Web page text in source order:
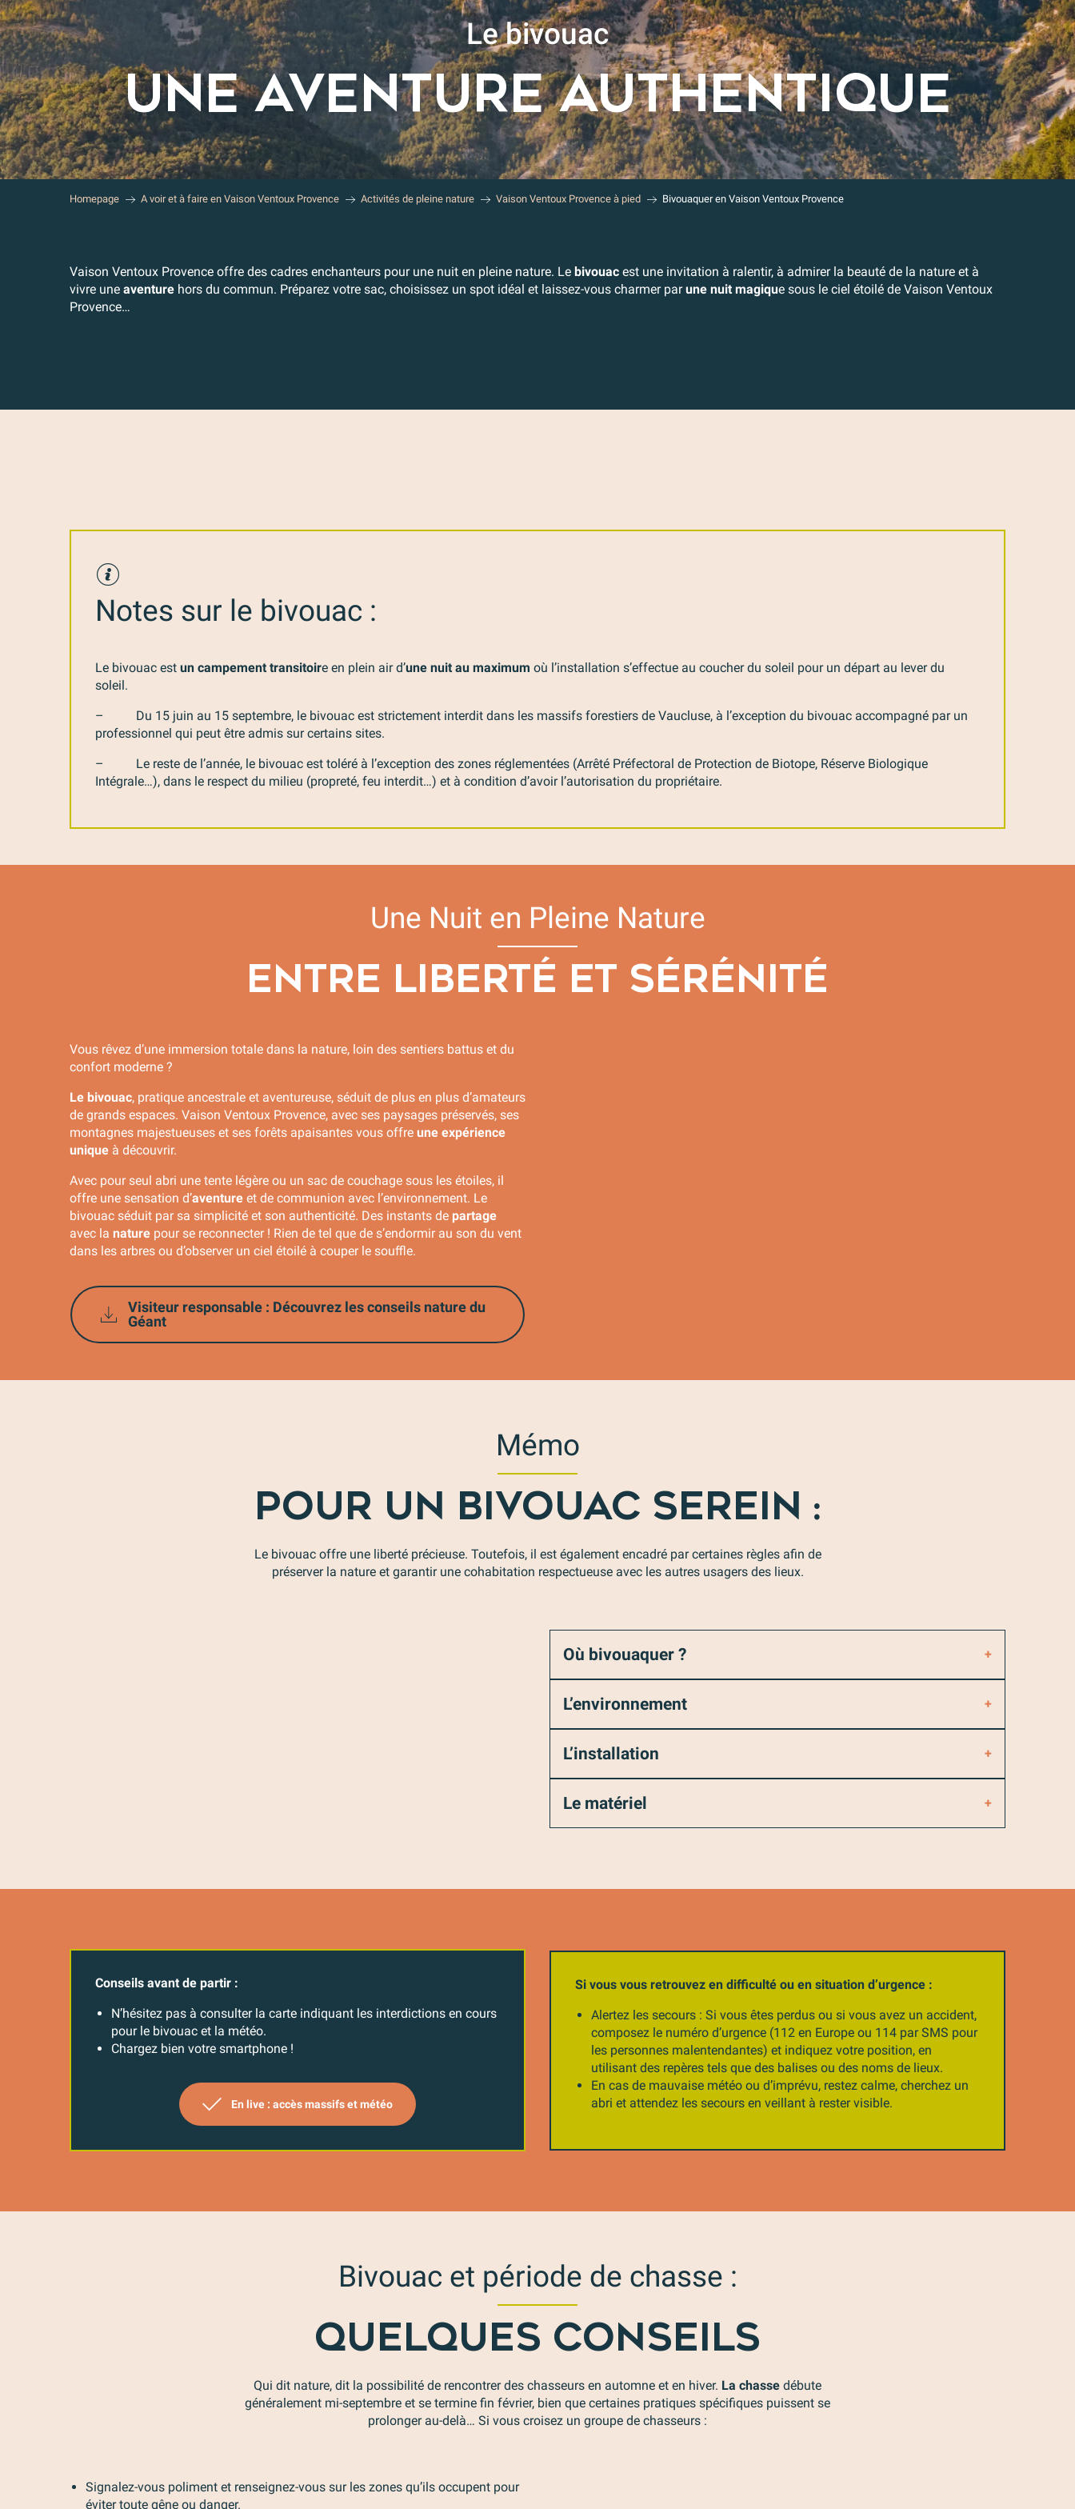
Le bivouac
UNE AVENTURE AUTHENTIQUE
Homepage A voir et à faire en Vaison Ventoux Provence Activités de pleine nature Vaison Ventoux Provence à pied Bivouaquer en Vaison Ventoux Provence
Vaison Ventoux Provence offre des cadres enchanteurs pour une nuit en pleine nature. Le bivouac est une invitation à ralentir, à admirer la beauté de la nature et à
vivre une aventure hors du commun. Préparez votre sac, choisissez un spot idéal et laissez-vous charmer parune nuit magique sous le ciel étoilé de Vaison Ventoux
Provence…
Notes sur le bivouac :
Le bivouac est un campement transitoire en plein air d’une nuit au maximum où l’installation s’effectue au coucher du soleil pour un départ au lever du
soleil.
– Du 15 juin au 15 septembre, le bivouac est strictement interdit dans les massifs forestiers de Vaucluse, à l’exception du bivouac accompagné par un
professionnel qui peut être admis sur certains sites.
– Le reste de l’année, le bivouac est toléré à l’exception des zones réglementées (Arrêté Préfectoral de Protection de Biotope, Réserve Biologique
Intégrale…), dans le respect du milieu (propreté, feu interdit…) et à condition d’avoir l’autorisation du propriétaire.
Une Nuit en Pleine Nature
ENTRE LIBERTÉ ET SÉRÉNITÉ
Vous rêvez d’une immersion totale dans la nature, loin des sentiers battus et du
confort moderne ?
Le bivouac, pratique ancestrale et aventureuse, séduit de plus en plus d’amateurs
de grands espaces. Vaison Ventoux Provence, avec ses paysages préservés, ses
montagnes majestueuses et ses forêts apaisantes vous offre une expérience
unique à découvrir.
Avec pour seul abri une tente légère ou un sac de couchage sous les étoiles, il
offre une sensation d’aventure et de communion avec l’environnement. Le
bivouac séduit par sa simplicité et son authenticité. Des instants de partage
avec la nature pour se reconnecter ! Rien de tel que de s’endormir au son du vent
dans les arbres ou d’observer un ciel étoilé à couper le souffle.
Visiteur responsable : Découvrez les conseils nature du
Géant
Mémo
POUR UN BIVOUAC SEREIN :
Le bivouac offre une liberté précieuse. Toutefois, il est également encadré par certaines règles afin de
préserver la nature et garantir une cohabitation respectueuse avec les autres usagers des lieux.
Où bivouaquer ?
L’environnement
L’installation
Le matériel
Conseils avant de partir :
N’hésitez pas à consulter la carte indiquant les interdictions en cours
pour le bivouac et la météo.
Chargez bien votre smartphone !
En live : accès massifs et météo
Si vous vous retrouvez en difficulté ou en situation d’urgence :
Alertez les secours : Si vous êtes perdus ou si vous avez un accident,
composez le numéro d’urgence (112 en Europe ou 114 par SMS pour
les personnes malentendantes) et indiquez votre position, en
utilisant des repères tels que des balises ou des noms de lieux.
En cas de mauvaise météo ou d’imprévu, restez calme, cherchez un
abri et attendez les secours en veillant à rester visible.
Bivouac et période de chasse :
QUELQUES CONSEILS
Qui dit nature, dit la possibilité de rencontrer des chasseurs en automne et en hiver. La chasse débute
généralement mi-septembre et se termine fin février, bien que certaines pratiques spécifiques puissent se
prolonger au-delà… Si vous croisez un groupe de chasseurs :
Signalez-vous poliment et renseignez-vous sur les zones qu’ils occupent pour
éviter toute gêne ou danger.